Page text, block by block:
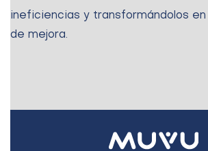
ineficiencias y transformándolos
de mejora.